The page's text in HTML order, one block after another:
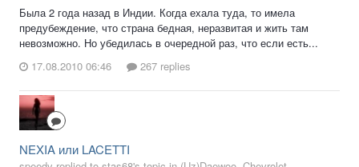
Была 2 года назад в Индии. Когда ехала туда, то имела
предубеждение, что страна бедная, неразвитая и жить там
невозможно. Но убедилась в очередной раз, что если есть...
17.08.2010 06:46
267 replies
NEXIA или LACETTI